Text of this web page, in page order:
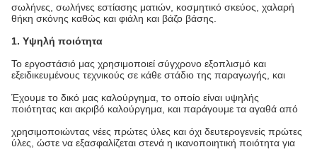
σωλήνες, σωλήνες εστίασης ματιών, κοσμητικό σκεύος, χαλαρή
θήκη σκόνης καθώς και φιάλη και βάζο βάσης.
1. Υψηλή ποιότητα
Το εργοστάσιό μας χρησιμοποιεί σύγχρονο εξοπλισμό και
εξειδικευμένους τεχνικούς σε κάθε στάδιο της παραγωγής, και
Έχουμε το δικό μας καλούργημα, το οποίο είναι υψηλής
ποιότητας και ακριβό καλούργημα, και παράγουμε τα αγαθά από
χρησιμοποιώντας νέες πρώτες ύλες και όχι δευτερογενείς πρώτες
ύλες, ώστε να εξασφαλίζεται στενά η ικανοποιητική ποιότητα για